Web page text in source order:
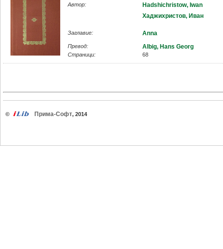
Автор:
Hadshichristow, Iwan
Хаджихристов, Иван
Заглавие: Anna
Превод: Albig, Hans Georg
Страници: 68
© Прима-Софт, 2014